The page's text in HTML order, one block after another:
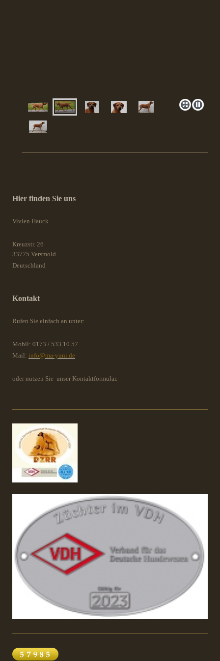
Hier finden Sie uns
Vivien Hauck
Kreuzstr. 26
33775 Versmold
Deutschland
Kontakt
Rufen Sie einfach an unter:
Mobil: 0173 / 533 10 57
Mail: info@ma-yuni.de
oder nutzen Sie unser Kontaktformular.